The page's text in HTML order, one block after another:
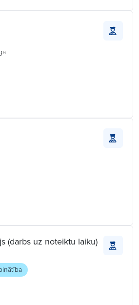
(darbs uz noteiktu laiku)